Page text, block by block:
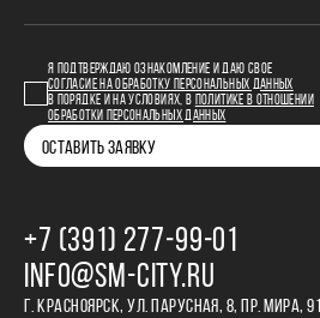
Я ПОДТВЕРЖДАЮ ОЗНАКОМЛЕНИЕ И ДАЮ СВОЕ
СОГЛАСИЕ НА ОБРАБОТКУ ПЕРСОНАЛЬНЫХ ДАННЫХ
В ПОРЯДКЕ И НА УСЛОВИЯХ, В
ПОЛИТИКЕ В ОТНОШЕНИИ
ОБРАБОТКИ ПЕРСОНАЛЬНЫХ ДАННЫХ
ОСТАВИТЬ ЗАЯВКУ
+7 (391) 277‒99‒01
INFO@SM-CITY.RU
Г. КРАСНОЯРСК, УЛ. ПАРУСНАЯ, 8, ПР. МИРА, 91